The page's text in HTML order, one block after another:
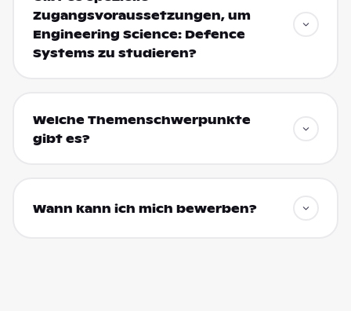
Zugangsvoraussetzungen, um
Engineering Science: Defence
Systems zu studieren?
Welche Themenschwerpunkte
gibt es?
Wann kann ich mich bewerben?